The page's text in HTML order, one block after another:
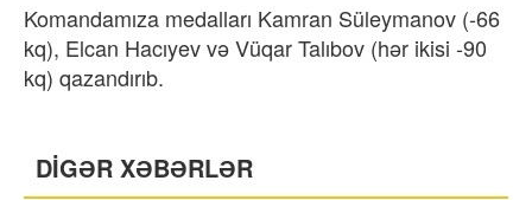
Komandamıza medalları Kamran Süleymanov (-66
kq), Elcan Hacıyev və Vüqar Talıbov (hər ikisi -90
kq) qazandırıb.
DİGƏR XƏBƏRLƏR